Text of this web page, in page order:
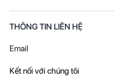
THÔNG TIN LIÊN HỆ
Email
Kết nối với chúng tôi